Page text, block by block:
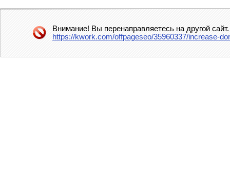
Внимание! Вы перенаправляетесь на другой
https://kwork.com/offpageseo/35960337/increase-